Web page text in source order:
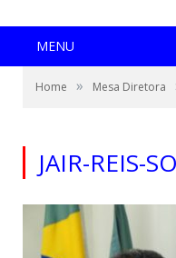
MENU
Home » Mesa Diretora
JAIR-REIS-